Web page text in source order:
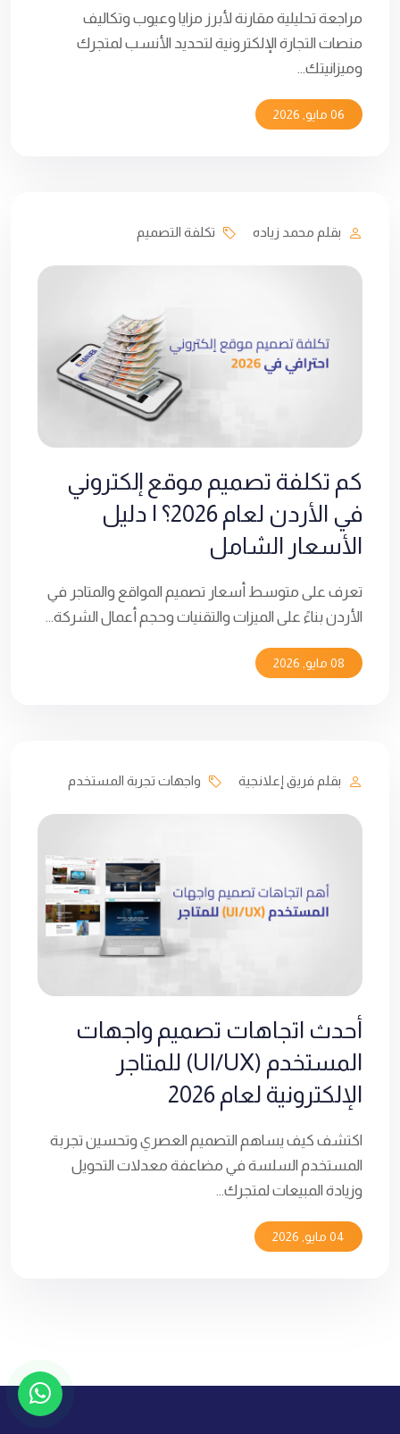
مراجعة تحليلية مقارنة لأبرز مزايا وعيوب وتكاليف
منصات التجارة الإلكترونية لتحديد الأنسب لمتجرك
وميزانيتك...
06 مايو, 2026
بقلم محمد زياده تكلفة التصميم
كم تكلفة تصميم موقع إلكتروني
في الأردن لعام 2026؟ | دليل
الأسعار الشامل
تعرف على متوسط أسعار تصميم المواقع والمتاجر في
الأردن بناءً على الميزات والتقنيات وحجم أعمال الشركة...
08 مايو, 2026
بقلم فريق إعلانجية واجهات تجربة المستخدم
أحدث اتجاهات تصميم واجهات
المستخدم (UI/UX) للمتاجر
الإلكترونية لعام 2026
اكتشف كيف يساهم التصميم العصري وتحسين تجربة
المستخدم السلسة في مضاعفة معدلات التحويل
وزيادة المبيعات لمتجرك...
04 مايو, 2026